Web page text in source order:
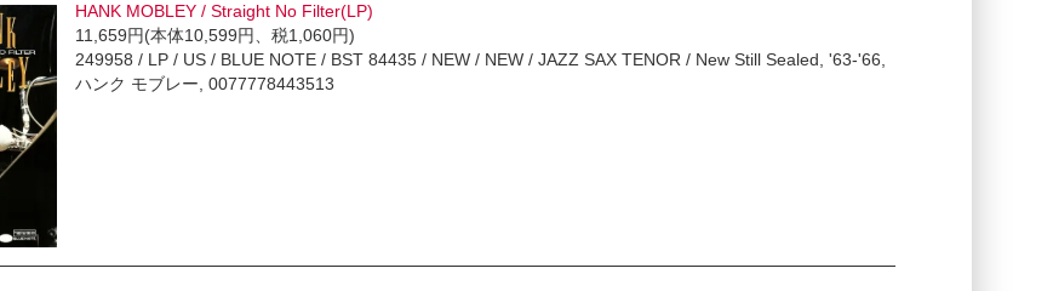
HANK MOBLEY / Straight No Filter(LP)
11,659円(本体10,599円、税1,060円)
249958 / LP / US / BLUE NOTE / BST 84435 / NEW / NEW / JAZZ SAX TENOR / New Still Sealed, '63-'66,
ハンク モブレー, 0077778443513